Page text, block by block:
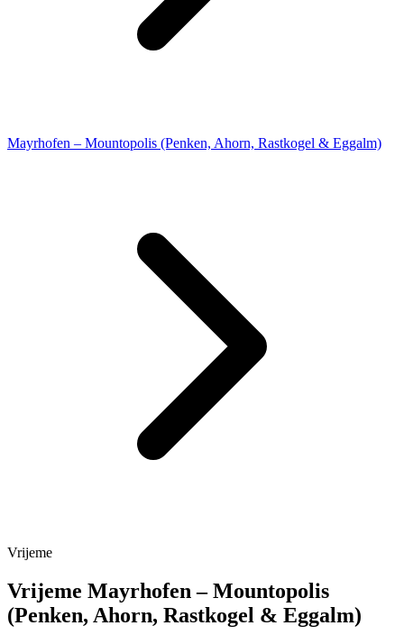
Mayrhofen – Mountopolis (Penken, Ahorn, Rastkogel & Eggalm)
Vrijeme
Vrijeme Mayrhofen – Mountopolis
(Penken, Ahorn, Rastkogel & Eggalm)